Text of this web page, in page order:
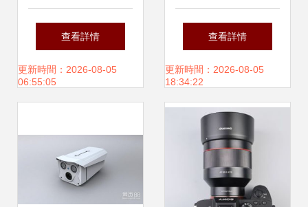
元化應用 從
AP、音
機與功放板
查看詳情
更新時間：2026-08-05
06:55:05
中國互聯網品牌50
強 photography
online
查看詳情
更新時間：2026-08-05
18:34:22